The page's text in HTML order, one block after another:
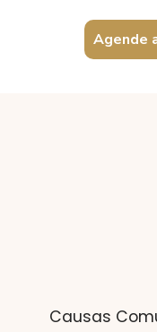
Agende
Causas